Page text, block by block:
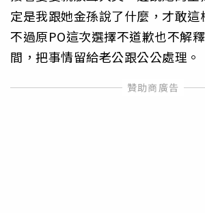
定是我跟她金孫說了什麼，才敢這
不過原PO這次選擇不道歉也不解
間，把事情留給老公跟公公處理。